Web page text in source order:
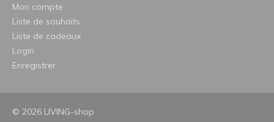
Mon compte
Liste de souhaits
Liste de cadeaux
Login
Enregistrer
© 2026 LIVING-shop